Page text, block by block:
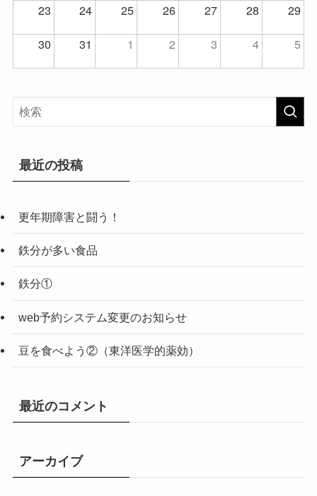
23
24 25 26 27 28
29
30
31 1 2 3 4 5
最近の投稿
更年期障害と闘う！
鉄分が多い食品
鉄分①
web予約システム変更のお知らせ
豆を食べよう②（東洋医学的薬効）
最近のコメント
アーカイブ